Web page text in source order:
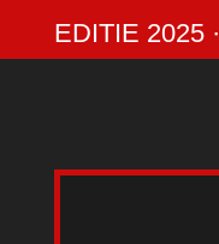
EDITIE 2025 ·